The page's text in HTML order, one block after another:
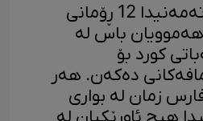
یۆنسی لە ماوەی تەمەنیدا 12 ڕۆمانی
باس لە
کورد بۆ
دەکەن. هەر
زمان لە بواری